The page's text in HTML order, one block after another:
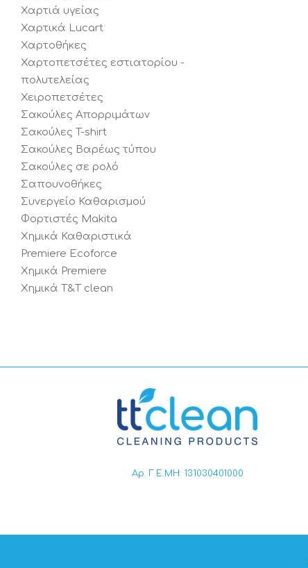
Χαρτιά υγείας
Χαρτικά Lucart
Χαρτοθήκες
Χαρτοπετσέτες εστιατορίου -
πολυτελείας
Χειροπετσέτες
Σακούλες Απορριμάτων
Σακούλες T-shirt
Σακούλες Βαρέως τύπου
Σακούλες σε ρολό
Σαπουνοθήκες
Συνεργείο Καθαρισμού
Φορτιστές Makita
Χημικά Καθαριστικά
Premiere Ecoforce
Χημικά Premiere
Χημικά T&T clean
Αρ. Γ.Ε.ΜΗ: 131030401000